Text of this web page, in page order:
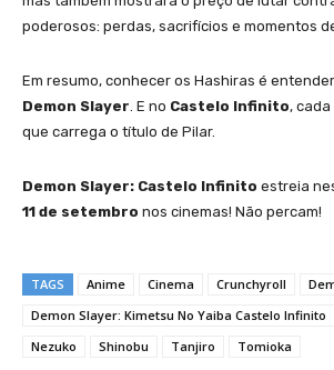
poderosos: perdas, sacrifícios e momentos
Em resumo, conhecer os Hashiras é
Demon Slayer. E no Castelo Infinito,
que carrega o título de Pilar.
Demon Slayer: Castelo Infinito estreia
11 de setembro nos cinemas! Não percam!
TAGS Anime Cinema Crunchyroll
Demon Slayer: Kimetsu No Yaiba Castelo Infinito
Nezuko
Shinobu Tanjiro Tomioka